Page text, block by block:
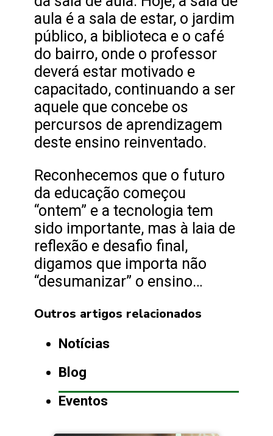
aula é a sala de estar, o jardim
público, a biblioteca e o café
do bairro, onde o professor
deverá estar motivado e
capacitado, continuando a ser
aquele que concebe os
percursos de aprendizagem
deste ensino reinventado.
Reconhecemos que o futuro
da educação começou
“ontem” e a tecnologia tem
sido importante, mas à laia de
reflexão e desafio final,
digamos que importa não
“desumanizar” o ensino…
Outros artigos relacionados
Notícias
Blog
Eventos